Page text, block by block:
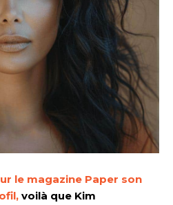
le magazine Paper son
voilà que Kim